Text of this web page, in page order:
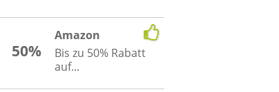
50%
Amazon
Bis zu 50% Rabatt
auf...